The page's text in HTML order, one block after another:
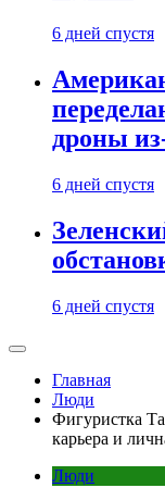
6 дней спустя
дроны
6 дней спустя
6 дней спустя
Главная
Люди
Фигуристка
карьера и
Люди